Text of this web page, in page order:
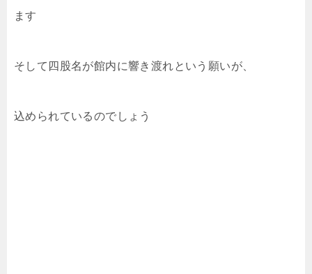
ます
そして四股名が館内に響き渡れという願いが、
込められているのでしょう